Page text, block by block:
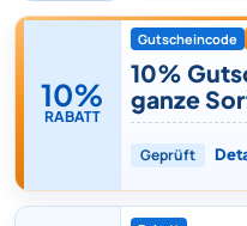
10%
RABATT
Gutscheincode
10%
ganze
Geprüft